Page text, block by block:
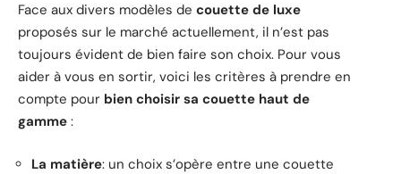
Face aux divers modèles de couette de luxe
proposés sur le marché actuellement, il n’est pas
toujours évident de bien faire son choix. Pour vous
aider à vous en sortir, voici les critères à prendre en
compte pour bien choisir sa couette haut de
gamme :
La matière: un choix s’opère entre une couette